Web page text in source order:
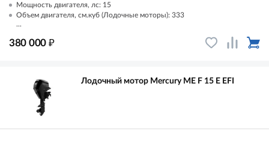
Мощность двигателя, лс: 15
Объем двигателя, см.куб (Лодочные моторы): 333
...
380 000 ₽
Лодочный мотор Mercury ME F 15 E EFI